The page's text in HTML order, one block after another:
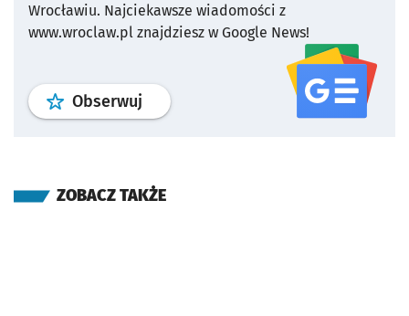
Wrocławiu. Najciekawsze wiadomości z
www.wroclaw.pl znajdziesz w Google News!
Obserwuj profil serwisu
ZOBACZ TAKŻE